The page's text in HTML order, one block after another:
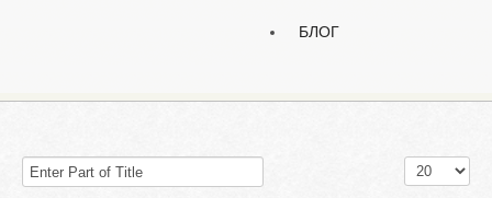
БЛОГ
Enter
Part
Display
#